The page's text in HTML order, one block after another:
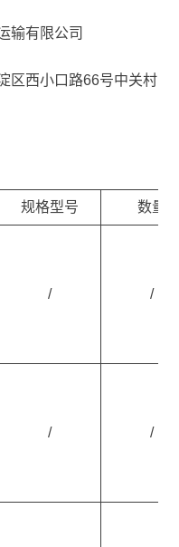
输有限公司
区西小口路66号中关村
规格型号 数量
/ /
/ /